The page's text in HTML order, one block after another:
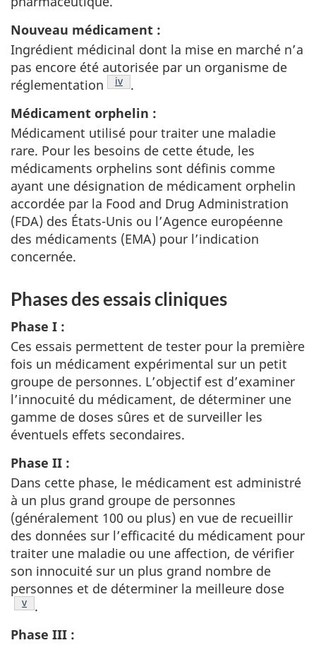
Nouveau médicament :
Ingrédient médicinal dont la mise en marché n’a
pas encore été autorisée par un organisme de
réglementation
Note de bas de page
iv
.
Médicament orphelin :
Médicament utilisé pour traiter une maladie
rare. Pour les besoins de cette étude, les
médicaments orphelins sont définis comme
ayant une désignation de médicament orphelin
accordée par la Food and Drug Administration
(FDA) des États-Unis ou l’Agence européenne
des médicaments (EMA) pour l’indication
concernée.
Phases des essais cliniques
Phase I :
Ces essais permettent de tester pour la première
fois un médicament expérimental sur un petit
groupe de personnes. L’objectif est d’examiner
l’innocuité du médicament, de déterminer une
gamme de doses sûres et de surveiller les
éventuels effets secondaires.
Phase II :
Dans cette phase, le médicament est administré
à un plus grand groupe de personnes
(généralement 100 ou plus) en vue de recueillir
des données sur l’efficacité du médicament pour
traiter une maladie ou une affection, de vérifier
son innocuité sur un plus grand nombre de
personnes et de déterminer la meilleure dose
Note de bas de page
v
.
Phase III :